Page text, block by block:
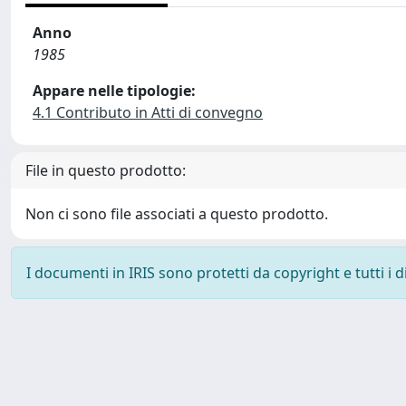
Anno
1985
Appare nelle tipologie:
4.1 Contributo in Atti di convegno
File in questo prodotto:
Non ci sono file associati a questo prodotto.
I documenti in IRIS sono protetti da copyright e tutti i